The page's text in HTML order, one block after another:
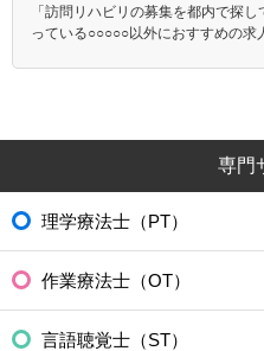
「訪問リハビリの募集を都内で探
っている○○○○○以外におすすめの求
専門
理学療法士（PT）
作業療法士（OT）
言語聴覚士（ST）